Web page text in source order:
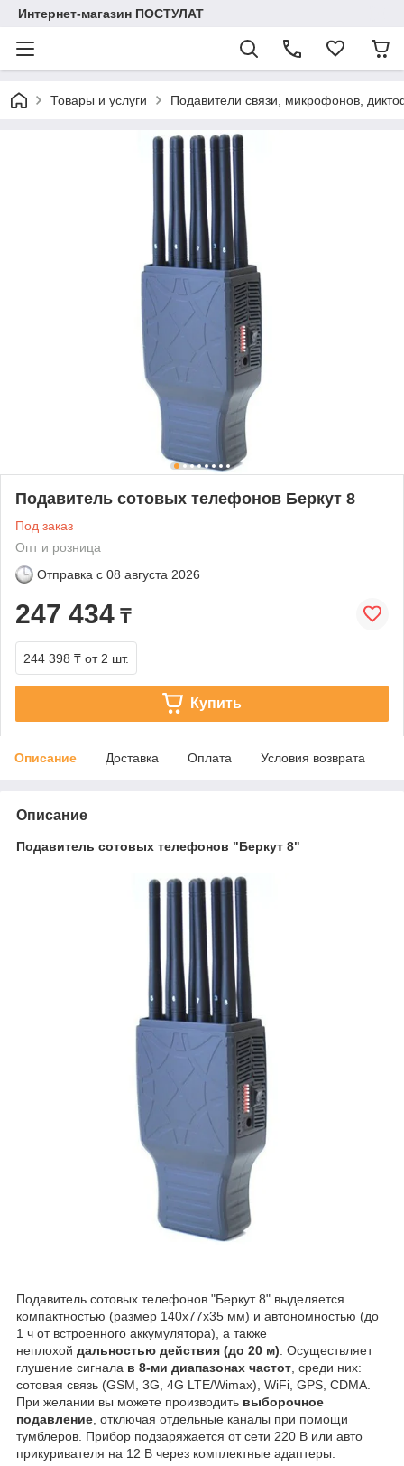
Интернет-магазин ПОСТУЛАТ
Товары и услуги Подавители связи, микрофонов,
Подавитель сотовых телефонов Беркут 8
Под заказ
Опт и розница
Отправка с 08 августа 2026
247 434 ₸
244 398 ₸ от 2 шт.
Купить
Описание Доставка Оплата Условия возврата
Описание
Подавитель сотовых телефонов "Беркут 8"
Подавитель сотовых телефонов "Беркут 8" выделяется
компактностью (размер 140х77х35 мм) и автономностью (до
1 ч от встроенного аккумулятора), а также
неплохой дальностью действия (до 20 м) . Осуществляет
глушение сигнала в 8-ми диапазонах частот , среди них:
сотовая связь (GSM, 3G, 4G LTE/Wimax), WiFi, GPS, CDMA.
При желании вы можете производить выборочное
подавление , отключая отдельные каналы при помощи
тумблеров. Прибор подзаряжается от сети 220 В или авто
прикуривателя на 12 В через комплектные адаптеры.